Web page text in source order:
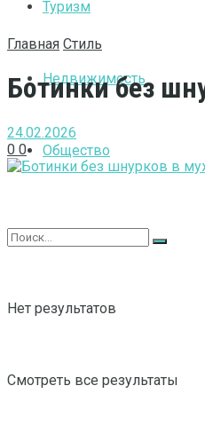
Туризм
Недвижимость
Общество
Нет результатов
Смотреть все результаты
Главная Стиль
Ботинки без
24.02.2026
0 0